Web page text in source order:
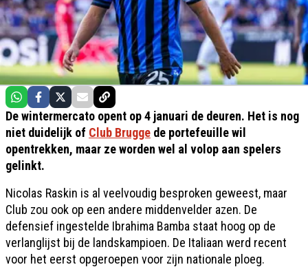
De wintermercato opent op 4 januari de deuren. Het is nog
niet duidelijk of Club Brugge de portefeuille wil
opentrekken, maar ze worden wel al volop aan spelers
gelinkt.
Nicolas Raskin is al veelvoudig besproken geweest, maar
Club zou ook op een andere middenvelder azen. De
defensief ingestelde Ibrahima Bamba staat hoog op de
verlanglijst bij de landskampioen. De Italiaan werd recent
voor het eerst opgeroepen voor zijn nationale ploeg.